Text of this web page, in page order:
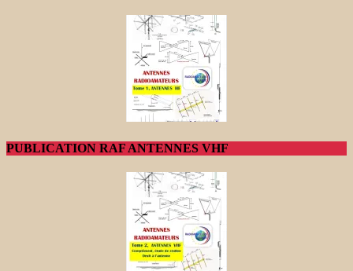
PUBLICATION RAF ANTENNES VHF